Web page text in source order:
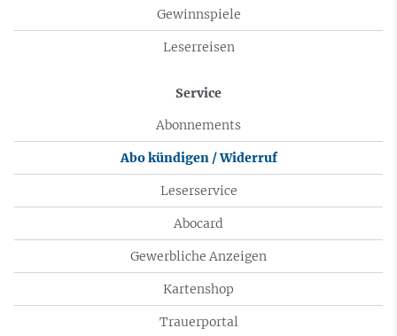
Gewinnspiele
Leserreisen
Service
Abonnements
Abo kündigen / Widerruf
Leserservice
Abocard
Gewerbliche Anzeigen
Kartenshop
Trauerportal